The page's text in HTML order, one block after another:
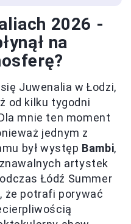
2026 -
na
Juwenalia w Łodzi,
od kilku tygodni
mnie ten moment
jednym z
był występ Bambi,
artystek
Łódź Summer
że potrafi porywać